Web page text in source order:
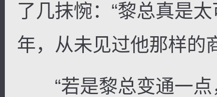
了几抹惋：“黎总真是
年，从未见过他那样的
“若是黎总变通一点